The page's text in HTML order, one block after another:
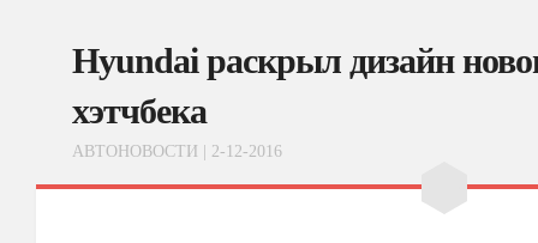
АвтоНовости
ФотоОбзоры
ВидеоОбзоры
Hyundai раскрыл дизайн
хэтчбека
АВТОНОВОСТИ | 2-12-2016